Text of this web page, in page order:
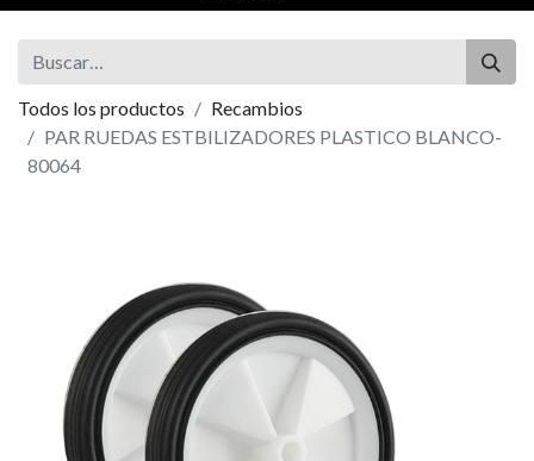
Todos los productos
Recambios
PAR RUEDAS ESTBILIZADORES PLASTICO BLANCO-
80064